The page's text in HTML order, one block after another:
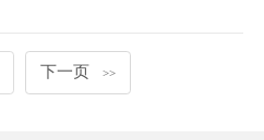
下一页 >>